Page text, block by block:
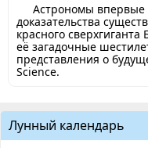
Астрономы впервые
доказательства
красного
её загадочные
представления о
Science.
Лунный календарь